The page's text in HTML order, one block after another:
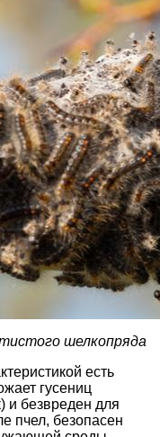
шелкопряда
есть
гусениц
и безвреден для
пчел, безопасен